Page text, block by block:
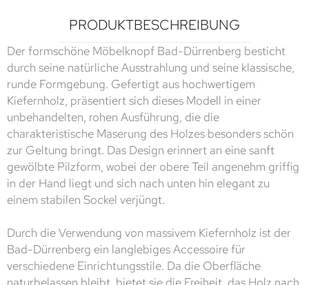
PRODUKTBESCHREIBUNG
Der formschöne Möbelknopf Bad-Dürrenberg besticht
durch seine natürliche Ausstrahlung und seine klassische,
runde Formgebung. Gefertigt aus hochwertigem
Kiefernholz, präsentiert sich dieses Modell in einer
unbehandelten, rohen Ausführung, die die
charakteristische Maserung des Holzes besonders schön
zur Geltung bringt. Das Design erinnert an eine sanft
gewölbte Pilzform, wobei der obere Teil angenehm griffig
in der Hand liegt und sich nach unten hin elegant zu
einem stabilen Sockel verjüngt.
Durch die Verwendung von massivem Kiefernholz ist der
Bad-Dürrenberg ein langlebiges Accessoire für
verschiedene Einrichtungsstile. Da die Oberfläche
naturbelassen bleibt, bietet sie die Freiheit, das Holz nach